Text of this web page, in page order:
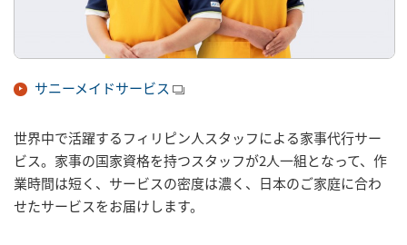
サニーメイドサービス
世界中で活躍するフィリピン人スタッフによる家事代行サー
ビス。家事の国家資格を持つスタッフが2人一組となって、作
業時間は短く、サービスの密度は濃く、日本のご家庭に合わ
せたサービスをお届けします。